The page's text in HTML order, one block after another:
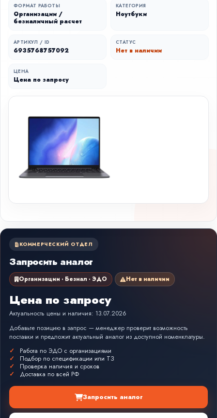
ФОРМАТ РАБОТЫ
Организации /
безналичный расчет
КАТЕГОРИЯ
Ноутбуки
АРТИКУЛ / ID
6935768757092
СТАТУС
Нет в наличии
ЦЕНА
Цена по запросу
КОММЕРЧЕСКИЙ ОТДЕЛ
Запросить аналог
Организации · Безнал · ЭДО Нет в наличии
Цена по запросу
Актуальность цены и наличия: 13.07.2026
Добавьте позицию в запрос — менеджер проверит возможность
поставки и предложит актуальный аналог из доступной номенклатуры.
Работа по ЭДО с организациями
Подбор по спецификации или ТЗ
Проверка наличия и сроков
Доставка по всей РФ
Запросить аналог